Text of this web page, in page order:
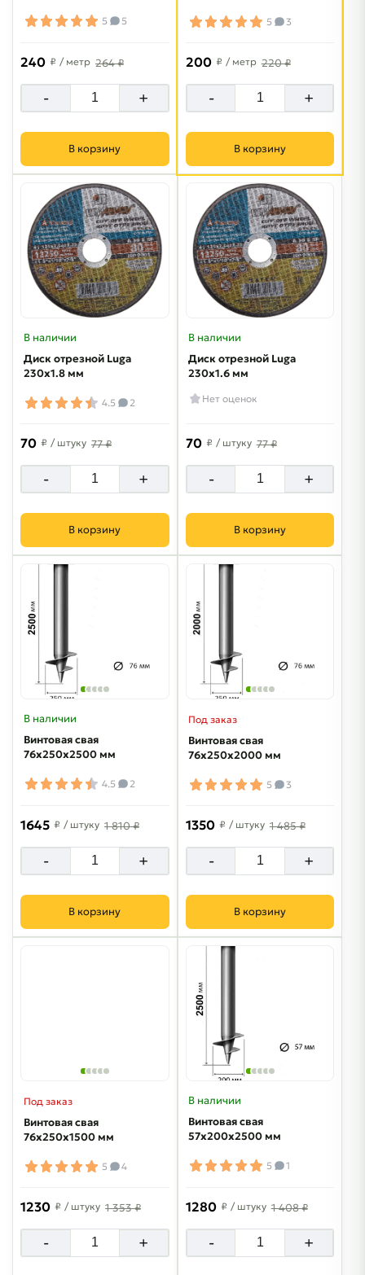
5 5
240 ₽ / метр 264 ₽
- +
В корзину
5 3
200 ₽ / метр 220 ₽
- +
В корзину
В наличии
Диск отрезной Luga
230х1.8 мм
4.5 2
70 ₽ / штуку 77 ₽
- +
В корзину
В наличии
Диск отрезной Luga
230х1.6 мм
Нет оценок
70 ₽ / штуку 77 ₽
- +
В корзину
В наличии
Винтовая свая
76х250х2500 мм
4.5 2
1645 ₽ / штуку 1 810 ₽
- +
В корзину
Под заказ
Винтовая свая
76х250х2000 мм
5 3
1350 ₽ / штуку 1 485 ₽
- +
В корзину
Под заказ
Винтовая свая
76х250х1500 мм
5 4
1230 ₽ / штуку 1 353 ₽
- +
В наличии
Винтовая свая
57х200х2500 мм
5 1
1280 ₽ / штуку 1 408 ₽
- +